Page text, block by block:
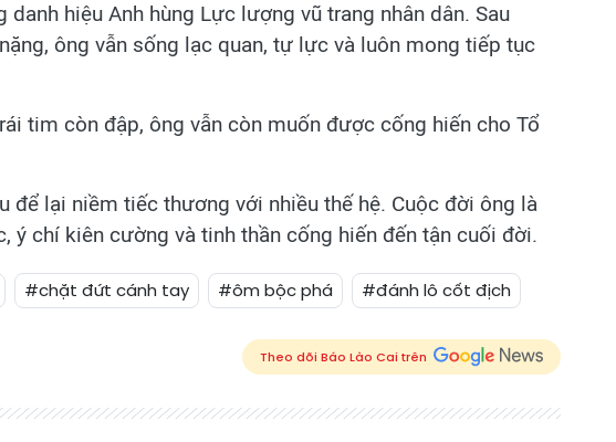
hiệu Anh hùng Lực lượng vũ trang nhân dân. Sau
ông vẫn sống lạc quan, tự lực và luôn mong tiếp tục
tim còn đập, ông vẫn còn muốn được cống hiến cho Tổ
để lại niềm tiếc thương với nhiều thế hệ. Cuộc đời ông là
ý chí kiên cường và tinh thần cống hiến đến tận cuối đời.
#chặt đứt cánh tay #ôm bộc phá #đánh lô cốt địch
Theo dõi Báo Lào Cai trên